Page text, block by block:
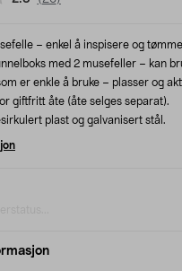
– enkel å inspisere og
med 2 musefeller – kan
er enkle å bruke – plasser og
giftfritt åte (åte selges separat).
plast og galvanisert stål.